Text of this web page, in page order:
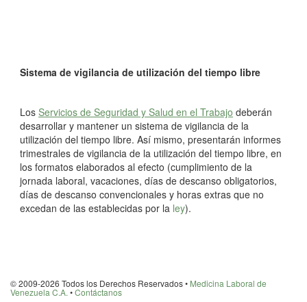
Sistema de vigilancia de utilización del tiempo libre
Los Servicios de Seguridad y Salud en el Trabajo deberán
desarrollar y mantener un sistema de vigilancia de la
utilización del tiempo libre. Así mismo, presentarán informes
trimestrales de vigilancia de la utilización del tiempo libre, en
los formatos elaborados al efecto (cumplimiento de la
jornada laboral, vacaciones, días de descanso obligatorios,
días de descanso convencionales y horas extras que no
excedan de las establecidas por la ley).
© 2009-2026 Todos los Derechos Reservados • Medicina Laboral de
Venezuela C.A. •Contáctanos